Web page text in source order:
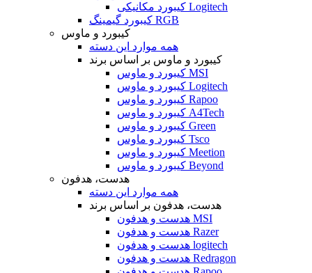
کیبورد مکانیکی Logitech
کیبورد گیمینگ RGB
کیبورد و ماوس
همه موارد این دسته
کیبورد و ماوس بر اساس برند
کیبورد و ماوس MSI
کیبورد و ماوس Logitech
کیبورد و ماوس Rapoo
کیبورد و ماوس A4Tech
کیبورد و ماوس Green
کیبورد و ماوس Tsco
کیبورد و ماوس Meetion
کیبورد و ماوس Beyond
هدست، هدفون
همه موارد این دسته
هدست، هدفون بر اساس برند
هدست و هدفون MSI
هدست و هدفون Razer
هدست و هدفون logitech
هدست و هدفون Redragon